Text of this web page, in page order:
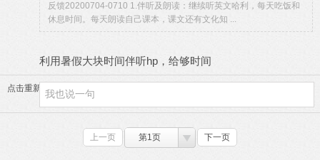
反馈20200704-0710 1.伴听及朗读：继续听英文哈利，每天吃饭和
休息时间。每天朗读自己课本，课文还有文化知 ...
利用暑假大块时间伴听hp，给够时间
点击重新加载
上一页 第1页 下一页